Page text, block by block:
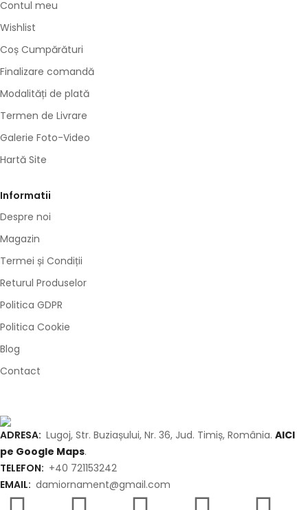
Contul meu
Wishlist
Coș Cumpărături
Finalizare comandă
Modalități de plată
Termen de Livrare
Galerie Foto-Video
Hartă Site
Informatii
Despre noi
Magazin
Termei și Condiții
Returul Produselor
Politica GDPR
Politica Cookie
Blog
Contact
ADRESA: Lugoj, Str. Buziașului, Nr. 36, Jud. Timiș, România. AICI
pe Google Maps.
TELEFON: +40 721153242
EMAIL: damiornament@gmail.com